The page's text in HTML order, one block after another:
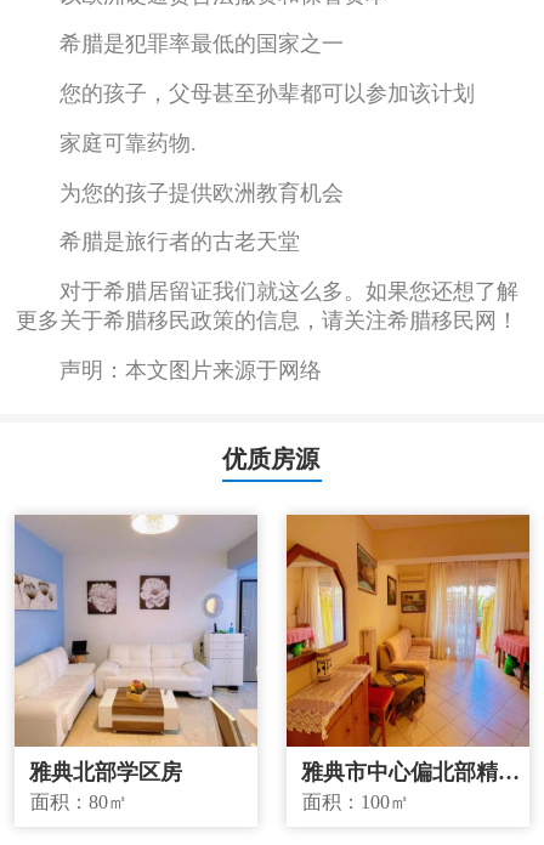
希腊是犯罪率最低的国家之一
您的孩子，父母甚至孙辈都可以参加该计划
家庭可靠药物.
为您的孩子提供欧洲教育机会
希腊是旅行者的古老天堂
对于希腊居留证我们就这么多。如果您还想了解
更多关于希腊移民政策的信息，请关注希腊移民网！
声明：本文图片来源于网络
优质房源
雅典北部学区房
面积：80㎡
雅典市中心偏北部精品
投资房源
面积： 100㎡